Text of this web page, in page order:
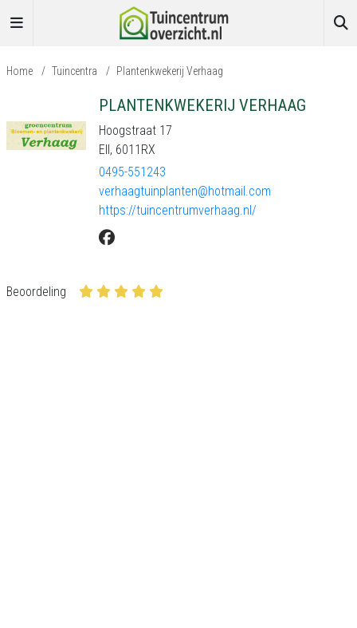
Home / Tuincentra / Plantenkwekerij Verhaag
PLANTENKWEKERIJ VERHAAG
Hoogstraat 17
Ell, 6011RX
0495-551243
verhaagtuinplanten@hotmail.com
https://tuincentrumverhaag.nl/
Beoordeling